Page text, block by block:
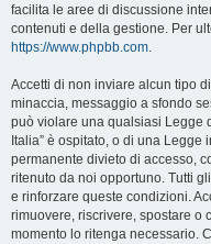
facilita le aree di discussione
contenuti e della gestione. Per
https://www.phpbb.com.
Accetti di non inviare alcun tipo
minaccia, messaggio a sfondo
può violare una qualsiasi Legge
Italia” è ospitato, o di una Legge
permanente divieto di accesso,
ritenuto da noi opportuno. Tutti
e rinforzare queste condizioni.
rimuovere, riscrivere, spostare o
momento lo ritenga necessario.